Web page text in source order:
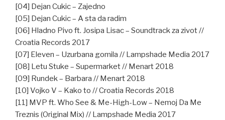
[04] Dejan Cukic – Zajedno
[05] Dejan Cukic – A sta da radim
[06] Hladno Pivo ft. Josipa Lisac – Soundtrack za zivot //
Croatia Records 2017
[07] Eleven – Uzurbana gomila // Lampshade Media 2017
[08] Letu Stuke – Supermarket // Menart 2018
[09] Rundek – Barbara // Menart 2018
[10] Vojko V – Kako to // Croatia Records 2018
[11] MVP ft. Who See & Me-High-Low – Nemoj Da Me
Treznis (Original Mix) // Lampshade Media 2017